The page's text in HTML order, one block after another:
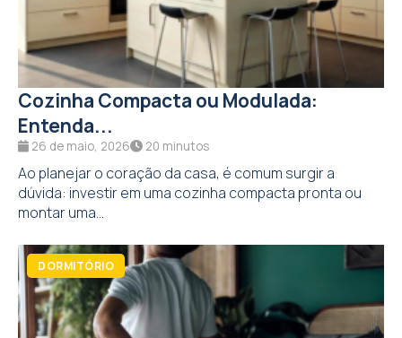
Cozinha Compacta ou Modulada:
Entenda...
26 de maio, 2026 20 minutos
Ao planejar o coração da casa, é comum surgir a
dúvida: investir em uma cozinha compacta pronta ou
montar uma...